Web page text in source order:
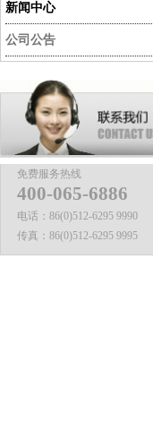
新闻中心
公司公告
免费服务热线
400-065-6886
电话： 86(0)512-6295 9990
传真： 86(0)512-6295 9995